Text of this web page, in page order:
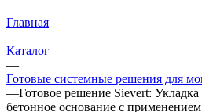
Главная
—
Каталог
—
Готовые системные решения для
—Готовое решение Sievert:
бетонное основание с